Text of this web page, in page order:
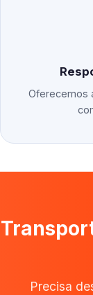
Oferecemos
Precisa